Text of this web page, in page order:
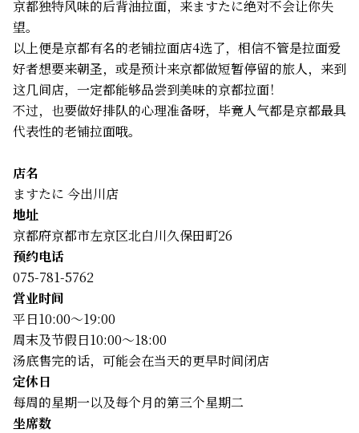
京都独特风味的后背油拉面，来ますたに绝对不会让你失
望。
以上便是京都有名的老铺拉面店4选了，相信不管是拉面爱
好者想要来朝圣，或是预计来京都做短暂停留的旅人，来到
这几间店，一定都能够品尝到美味的京都拉面！
不过，也要做好排队的心理准备呀，毕竟人气都是京都最具
代表性的老铺拉面哦。
店名
ますたに 今出川店
地址
京都府京都市左京区北白川久保田町26
预约电话
075-781-5762
営业时间
平日10:00～19:00
周末及节假日10:00～18:00
汤底售完的话，可能会在当天的更早时间闭店
定休日
每周的星期一以及每个月的第三个星期二
坐席数